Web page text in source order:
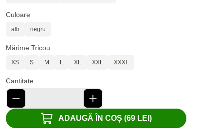
Culoare
alb negru
Mărime Tricou
XS S M L XL XXL XXXL
Cantitate
ADAUGĂ ÎN COȘ (69 LEI)